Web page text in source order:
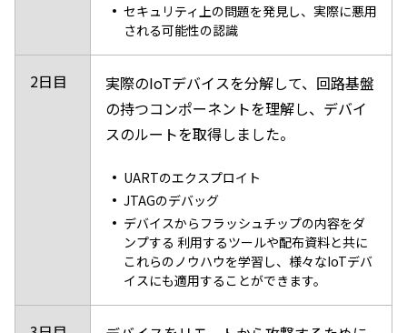
セキュリティ上の問題を発見し、実際に悪用
される可能性の認識
2日目
実際のIoTデバイスを分解して、回路基盤
の持つコンポーネントを理解し、デバイ
スのルートを取得しました。
UARTのエクスプロイト
JTAGのデバッグ
デバイスからフラッシュチップの内容をダ
ンプする 利用するツールや配布資料と共に
これらのノウハウを学習し、様々なIoTデバ
イスにも適用することができます。